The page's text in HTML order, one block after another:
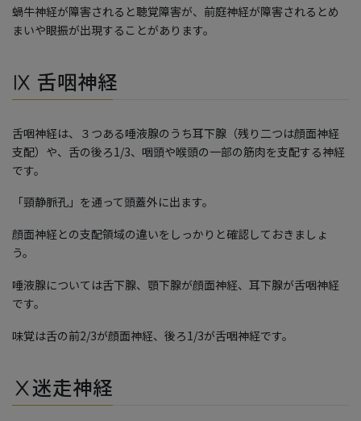
蝸牛神経が障害されると聴覚障害が、前庭神経が障害されるとめ
まいや眼振が出現することがあります。
Ⅸ 舌咽神経
舌咽神経は、３つある唾液腺のうち耳下腺（残り二つは顔面神経
支配）や、舌の後ろ1/3、咽頭や喉頭の一部の筋肉を支配する神経
です。
「頸静脈孔」を通って頭蓋外に出ます。
顔面神経との支配領域の違いをしっかりと確認しておきましょ
う。
唾液腺については舌下腺、顎下腺が顔面神経、耳下腺が舌咽神経
です。
味覚は舌の前2/3が顔面神経、後ろ1/3が舌咽神経です。
Ⅹ迷走神経